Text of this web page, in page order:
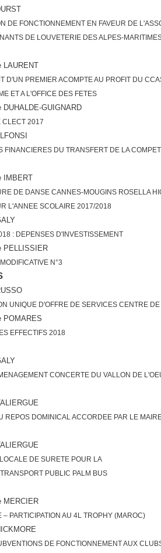
DE FONCTIONNEMENT EN FAVEUR DE
DE LOUVETERIE DES ALPES-
LAURENT
D'UN PREMIER ACOMPTE AU PROFIT DU
ET A L'OFFICE DES FETES
DUHALDE-GUIGNARD
CLECT 2017
FINANCIERES DU TRANSFERT DE LA
IMBERT
DE DANSE CANNES-MOUGINS ROSELLA
L'ANNEE SCOLAIRE 2017/2018
: DEPENSES D'INVESTISSEMENT
PELLISSIER
N°3
UNIQUE D'OFFRE DE SERVICES CENTRE DE
POMARES
EFFECTIFS 2018
CONCERTE DU VALLON DE
REPOS DOMINICAL ACCORDEE PAR LE
DE SURETE POUR LA
PUBLIC PALM BUS
MERCIER
PARTICIPATION AU 4L TROPHY (MAROC)
DE FONCTIONNEMENT AUX